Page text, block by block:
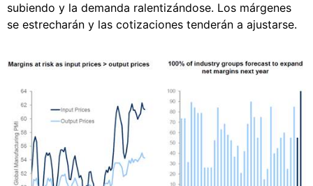
subiendo y la demanda ralentizándose. Los márgenes
se estrecharán y las cotizaciones tenderán a ajustarse.